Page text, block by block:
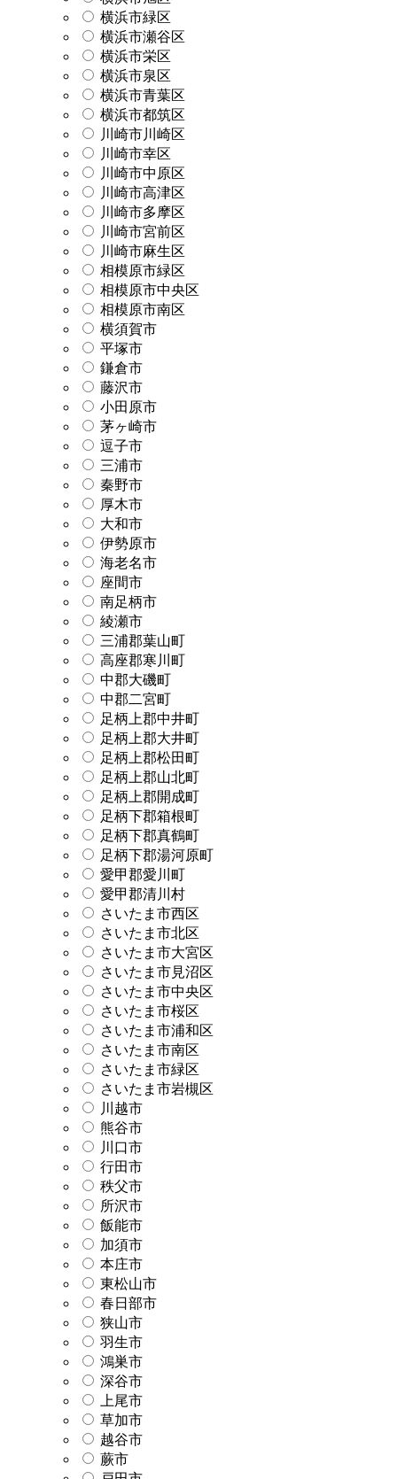
横浜市緑区
横浜市瀬谷区
横浜市栄区
横浜市泉区
横浜市青葉区
横浜市都筑区
川崎市川崎区
川崎市幸区
川崎市中原区
川崎市高津区
川崎市多摩区
川崎市宮前区
川崎市麻生区
相模原市緑区
相模原市中央区
相模原市南区
横須賀市
平塚市
鎌倉市
藤沢市
小田原市
茅ヶ崎市
逗子市
三浦市
秦野市
厚木市
大和市
伊勢原市
海老名市
座間市
南足柄市
綾瀬市
三浦郡葉山町
高座郡寒川町
中郡大磯町
中郡二宮町
足柄上郡中井町
足柄上郡大井町
足柄上郡松田町
足柄上郡山北町
足柄上郡開成町
足柄下郡箱根町
足柄下郡真鶴町
足柄下郡湯河原町
愛甲郡愛川町
愛甲郡清川村
さいたま市西区
さいたま市北区
さいたま市大宮区
さいたま市見沼区
さいたま市中央区
さいたま市桜区
さいたま市浦和区
さいたま市南区
さいたま市緑区
さいたま市岩槻区
川越市
熊谷市
川口市
行田市
秩父市
所沢市
飯能市
加須市
本庄市
東松山市
春日部市
狭山市
羽生市
鴻巣市
深谷市
上尾市
草加市
越谷市
蕨市